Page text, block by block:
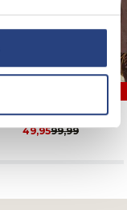
Campbell Chino
99,99
49,95